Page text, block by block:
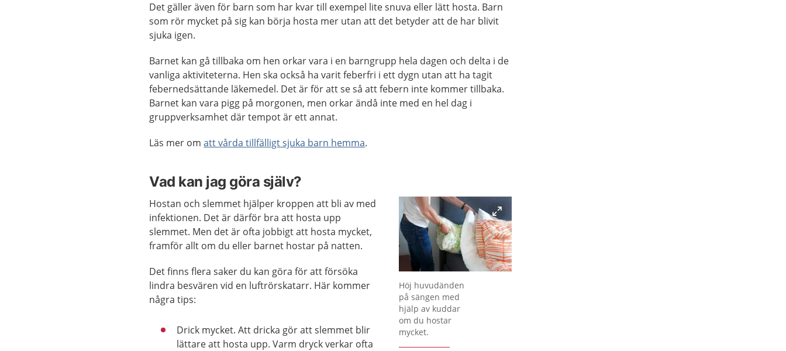
Det gäller även för barn som har kvar till exempel lite snuva eller lätt hosta. Barn
som rör mycket på sig kan börja hosta mer utan att det betyder att de har blivit
sjuka igen.
Barnet kan gå tillbaka om hen orkar vara i en barngrupp hela dagen och delta i de
vanliga aktiviteterna. Hen ska också ha varit feberfri i ett dygn utan att ha tagit
febernedsättande läkemedel. Det är för att se så att febern inte kommer tillbaka.
Barnet kan vara pigg på morgonen, men orkar ändå inte med en hel dag i
gruppverksamhet där tempot är ett annat.
Läs mer omatt vårda tillfälligt sjuka barn hemma.
Vad kan jag göra själv?
Förstora bilden
Höj huvudänden
på sängen med
hjälp av kuddar
om du hostar
mycket.
Hostan och slemmet hjälper kroppen att bli av med
infektionen. Det är därför bra att hosta upp
slemmet. Men det är ofta jobbigt att hosta mycket,
framför allt om du eller barnet hostar på natten.
Det finns flera saker du kan göra för att försöka
lindra besvären vid en luftrörskatarr. Här kommer
några tips:
Drick mycket. Att dricka gör att slemmet blir
lättare att hosta upp. Varm dryck verkar ofta